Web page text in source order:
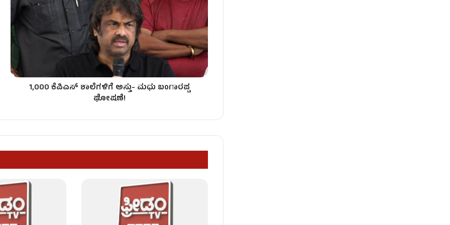
ಆರೋಪಿಗಳು!
ಆರೋಪಿಗಳ ಮೇಲೆ FIR!
1,000 ಕೆಪಿಎಸ್ ಶಾಲೆಗಳಿಗೆ ಅಸ್ತು- ಮಧು ಬಂಗಾರಪ್ಪ
ಘೋಷಣೆ!